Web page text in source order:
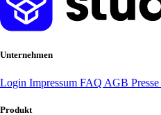
Unternehmen
Login Impressum FAQ AGB Presse
Produkt